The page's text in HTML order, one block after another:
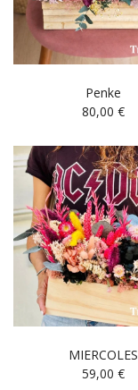
Penke
80,00 €
MIERCOLES
59,00 €